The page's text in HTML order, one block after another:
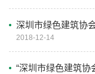
深圳市绿色建筑协
2018-12-14
“深圳市绿色建筑协